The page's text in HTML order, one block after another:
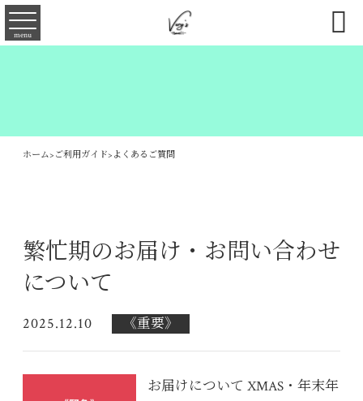
menu 
ホーム> ご利用ガイド> よくあるご質問
繁忙期のお届け・お問い合わせ
について
2025.12.10 《重要》
お届けについて XMAS・年末年